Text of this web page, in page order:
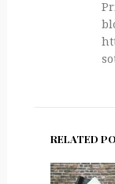
RELATED